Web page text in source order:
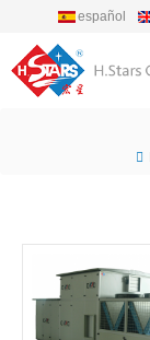
español